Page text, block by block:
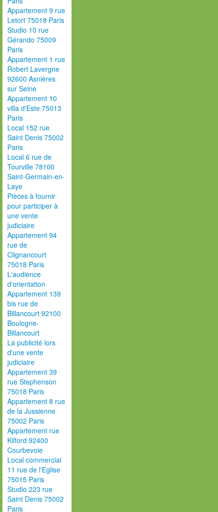
Appartement 9 rue
Letort 75018 Paris
Studio 10 rue
Gérando 75009
Paris
Appartement 1 rue
Robert Lavergne
92600 Asnières
sur Seine
Appartement 10
villa d'Este 75013
Paris
Local 152 rue
Saint Denis 75002
Paris
Local 6 rue de
Tourville 78100
Saint-Germain-en-
Laye
Pièces à fournir
pour participer à
une vente
judiciaire
Appartement 94
rue de
Clignancourt
75018 Paris
L'audience
d'orientation
Appartement 139
bis rue de
Billancourt 92100
Boulogne-
Billancourt
La publicité lors
d'une vente
judiciaire
Appartement 39
rue Stephenson
75018 Paris
Appartement 8 rue
de la Jussienne
75002 Paris
Appartement rue
Kilford 92400
Courbevoie
Local commercial
11 rue de l'Eglise
75015 Paris
Studio 223 rue
Saint Denis 75002
Paris